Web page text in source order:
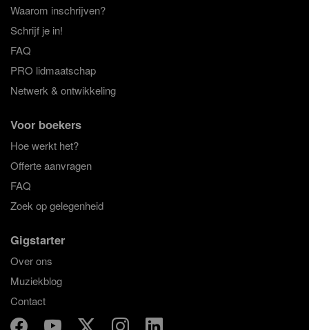
Waarom inschrijven?
Schrijf je in!
FAQ
PRO lidmaatschap
Netwerk & ontwikkeling
Voor boekers
Hoe werkt het?
Offerte aanvragen
FAQ
Zoek op gelegenheid
Gigstarter
Over ons
Muziekblog
Contact